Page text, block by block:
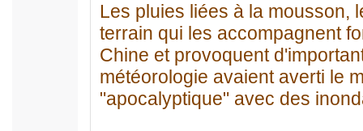
Les pluies liées à la mousson,
terrain qui les accompagnent
Chine et provoquent
météorologie avaient averti le
"apocalyptique" avec des